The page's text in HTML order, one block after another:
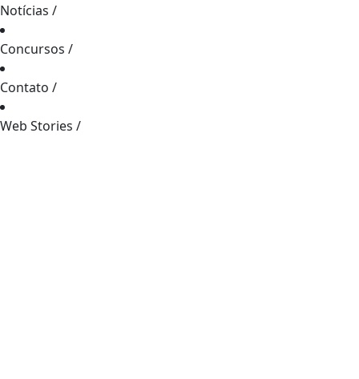
Notícias /
Concursos /
Contato /
Web Stories /